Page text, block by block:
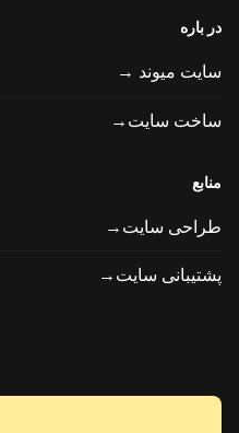
در باره
سایت میوند →
ساخت سایت→
منابع
طراحی سایت→
پشتیبانی سایت→